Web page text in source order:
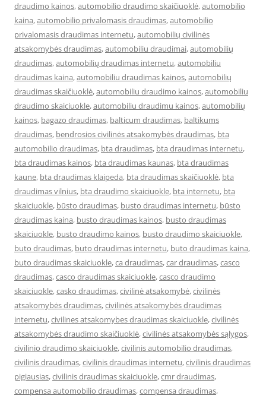
draudimo kainos,automobilio draudimo skaičiuoklė,automobilio
kaina,automobilio privalomasis draudimas,automobilio
privalomasis draudimas internetu,automobilių civilinės
atsakomybės draudimas,automobiliu draudimai,automobilių
draudimas,automobilių draudimas internetu,automobiliu
draudimas kaina,automobiliu draudimas kainos,automobilių
draudimas skaičiuoklė,automobiliu draudimo kainos,automobiliu
draudimo skaiciuokle,automobiliu draudimu kainos,automobilių
kainos, bagazo draudimas, balticum draudimas, baltikums
draudimas, bendrosios civilinės atsakomybės draudimas, bta
automobilio draudimas, bta draudimas, bta draudimas internetu,
bta draudimas kainos, bta draudimas kaunas, bta draudimas
kaune, bta draudimas klaipeda, bta draudimas skaičiuoklė, bta
draudimas vilnius, bta draudimo skaiciuokle, bta internetu, bta
skaiciuokle, būsto draudimas, busto draudimas internetu, būsto
draudimas kaina, busto draudimas kainos, busto draudimas
skaiciuokle, busto draudimo kainos, busto draudimo skaiciuokle,
buto draudimas, buto draudimas internetu, buto draudimas kaina,
buto draudimas skaiciuokle,ca draudimas,car draudimas,casco
draudimas,casco draudimas skaiciuokle,casco draudimo
skaiciuokle,casko draudimas,civilinė atsakomybė,civilinės
atsakomybės draudimas,civilinės atsakomybės draudimas
internetu,civilines atsakomybes draudimas skaiciuokle,civilinės
atsakomybės draudimo skaičiuoklė,civilinės atsakomybės sąlygos,
civilinio draudimo skaiciuokle,civilinis automobilio draudimas,
civilinis draudimas,civilinis draudimas internetu,civilinis draudimas
pigiausias,civilinis draudimas skaiciuokle,cmr draudimas,
compensa automobilio draudimas,compensa draudimas,